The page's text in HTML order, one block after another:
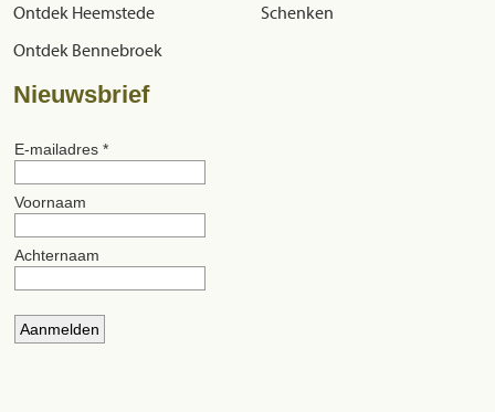
Ontdek Heemstede
Ontdek Bennebroek
Schenken
Nieuwsbrief